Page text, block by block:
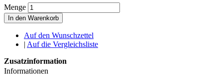
Menge
In den Warenkorb
Auf den Wunschzettel
| Auf die Vergleichsliste
Zusatzinformation
Informationen